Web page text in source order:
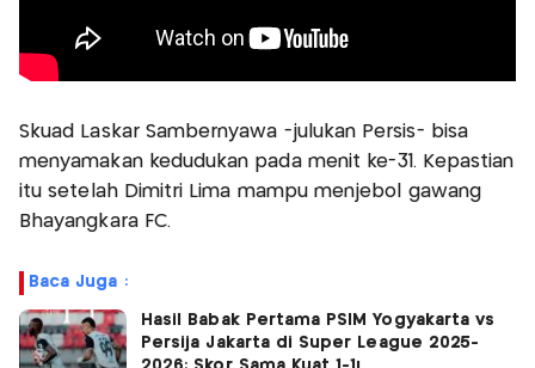
Skuad Laskar Sambernyawa -julukan Persis- bisa
menyamakan kedudukan pada menit ke-31. Kepastian
itu setelah Dimitri Lima mampu menjebol gawang
Bhayangkara FC.
Baca Juga :
Hasil Babak Pertama PSIM Yogyakarta vs
Persija Jakarta di Super League 2025-